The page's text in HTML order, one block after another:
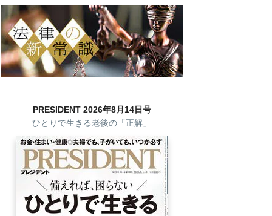
PRESIDENT 2026年8月14日号
ひとりで生きる老後の「正解」